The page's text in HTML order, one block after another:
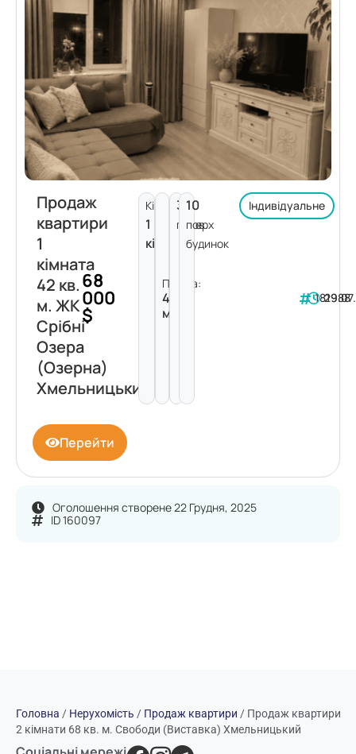
Оголошення створене 22 Грудня, 2025
ID 160097
Продаж
квартири
1
кімната
42 кв.
м. ЖК
Срібні
Озера
(Озерна)
Хмельницький
68
000
$
Кімнат:
1
кімната
Площа:
42
м²
3
поверх
10
пов.
будинок
Індивідуальне
181988
Перейти
Головна / Нерухомість / Продаж квартири / Продаж квартири
2 кімнати 68 кв. м. Свободи (Виставка) Хмельницький